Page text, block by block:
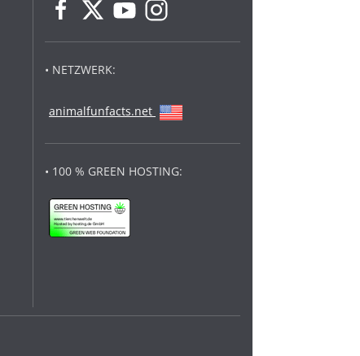
• NETZWERK:
animalfunfacts.net
• 100 % GREEN HOSTING: